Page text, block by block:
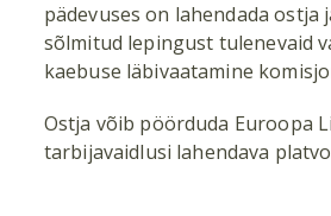
pädevuses on lahendada ostja
sõlmitud lepingust tulenevaid
kaebuse läbivaatamine
Ostja võib pöörduda Euroopa
tarbijavaidlusi lahendava